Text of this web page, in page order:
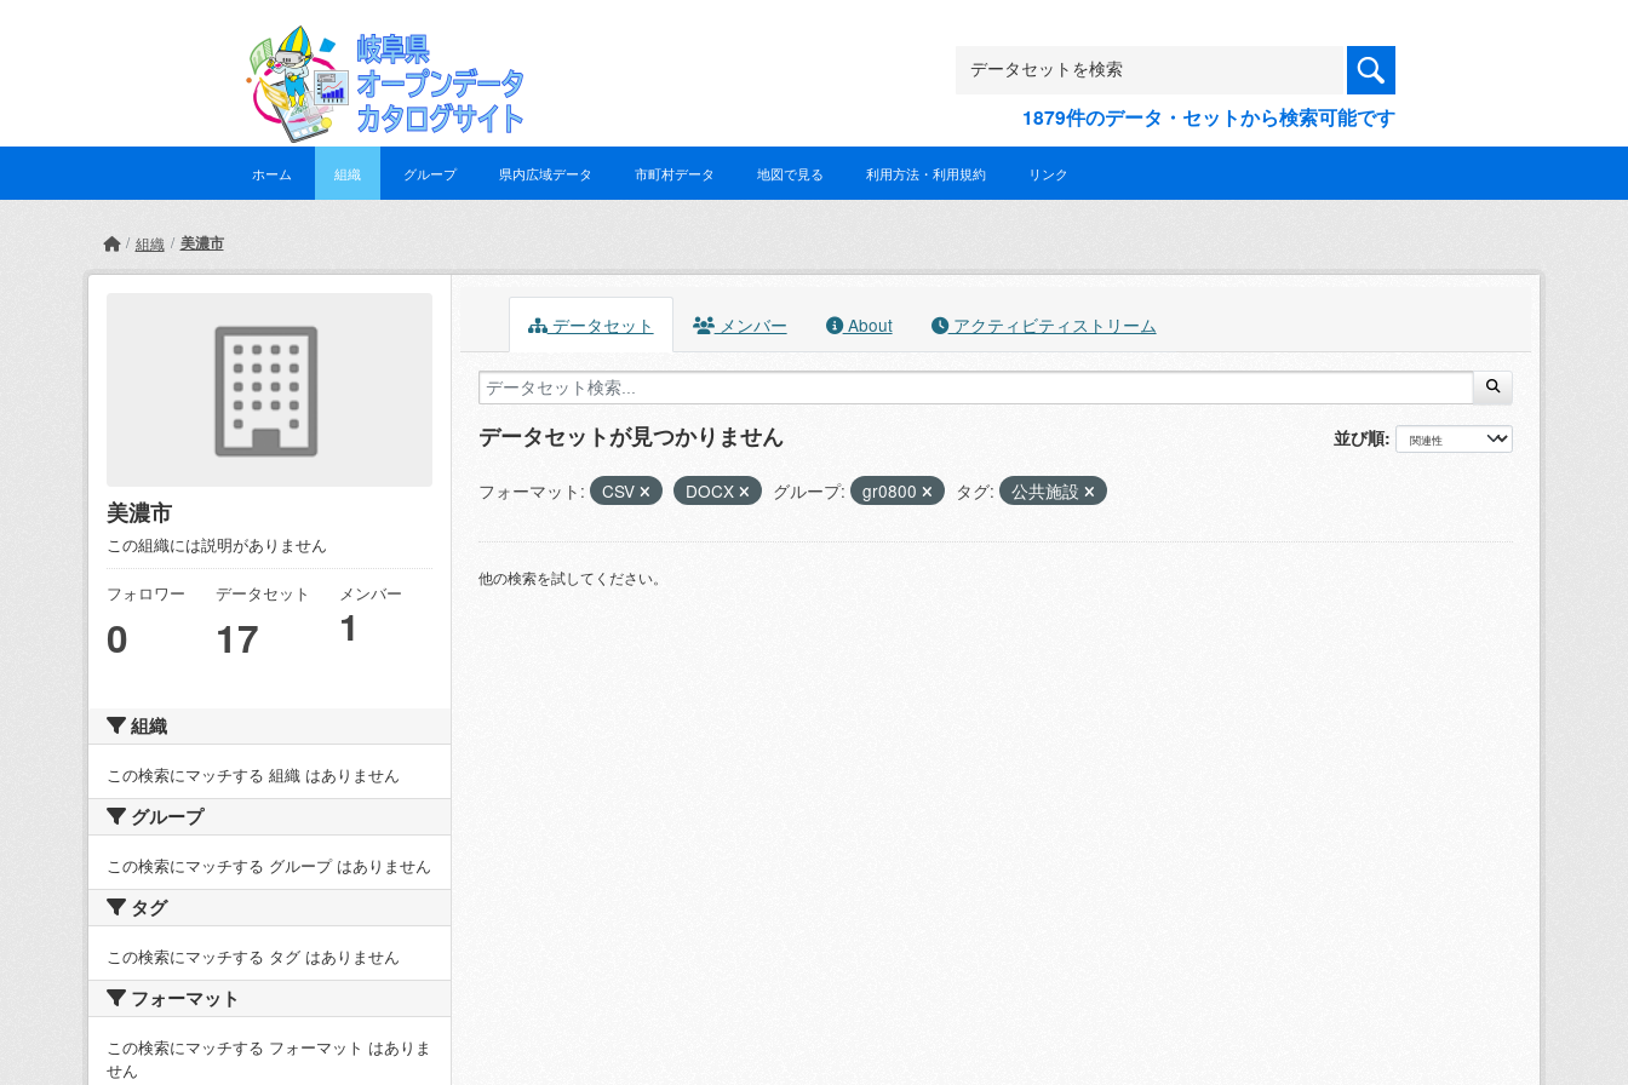
1879件のデータ・セットから検索可能です
ホーム 組織 グループ 県内広域データ 市町村データ 地図で見る 利用方法・利用規約 リンク
組織 美濃市
美濃市
この組織には説明がありません
フォロワー
0
データセット
17
メンバー
1
組織
この検索にマッチする 組織 はありません
グループ
この検索にマッチする グループ はありません
タグ
この検索にマッチする タグ はありません
フォーマット
この検索にマッチする フォーマット はありま
せん
データセット メンバー About アクティビティストリーム
並び順
データセットが見つかりません
フォーマット: CSV DOCX グループ: gr0800 タグ: 公共施設
他の検索を試してください。